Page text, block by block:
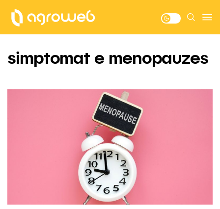
simptomat e menopauzes